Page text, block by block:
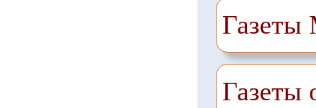
Газеты